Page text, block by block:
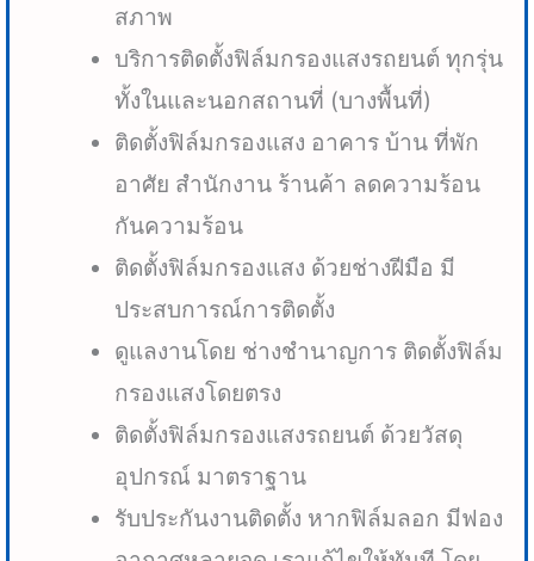
สภาพ
บริการติดตั้งฟิล์มกรองแสงรถยนต์ ทุกรุ่น
ทั้งในและนอกสถานที่ (บางพื้นที่)
ติดตั้งฟิล์มกรองแสง อาคาร บ้าน ที่พัก
อาศัย สำนักงาน ร้านค้า ลดความร้อน
กันความร้อน
ติดตั้งฟิล์มกรองแสง ด้วยช่างฝีมือ มี
ประสบการณ์การติดตั้ง
ดูแลงานโดย ช่างชำนาญการ ติดตั้งฟิล์ม
กรองแสงโดยตรง
ติดตั้งฟิล์มกรองแสงรถยนต์ ด้วยวัสดุ
อุปกรณ์ มาตราฐาน
รับประกันงานติดตั้ง หากฟิล์มลอก มีฟอง